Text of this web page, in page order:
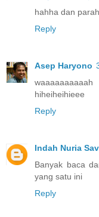
hahha dan
Reply
Asep Haryono
hiheiheihieee
Reply
Indah Nuria
Banyak baca
yang satu ini
Reply